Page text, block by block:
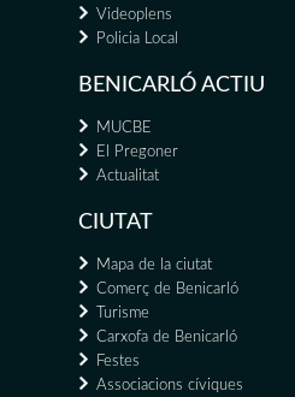
Videoplens
Policia Local
BENICARLÓ ACTIU
MUCBE
El Pregoner
Actualitat
CIUTAT
Mapa de la ciutat
Comerç de Benicarló
Turisme
Carxofa de Benicarló
Festes
Associacions cíviques